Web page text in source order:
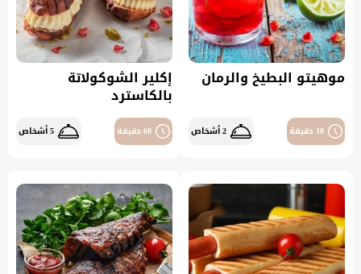
موهيتو البطيخ والرمان
10 دقيقة 2 أشخاص
إكلير الشوكولاتة
بالكاسترد
60 دقيقة 5 أشخاص